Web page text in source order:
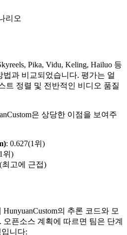
Pika, Vidu, Keling, Hailuo 등
과 비교되었습니다. 평가는 얼
트 정렬 및 전반적인 비디오 품질
은 상당한 이점을 보여주
: 0.627(1위)
위)
최고에 근접)
의 추론 코드와 모
픈소스 계획에 따르면 팀은 단계
니다: